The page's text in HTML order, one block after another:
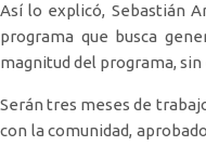
Así lo explicó, Sebastián
programa que busca
magnitud del programa,
Serán tres meses de
con la comunidad,